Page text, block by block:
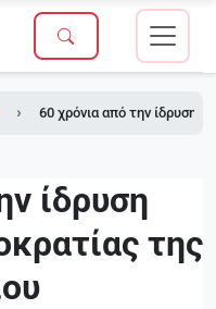
200960 χρόνια από την ίδρυση
ίδρυση
της